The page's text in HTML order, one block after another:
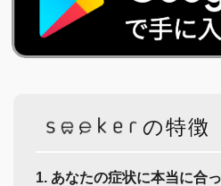
の特徴
1. あなたの症状に本当に合